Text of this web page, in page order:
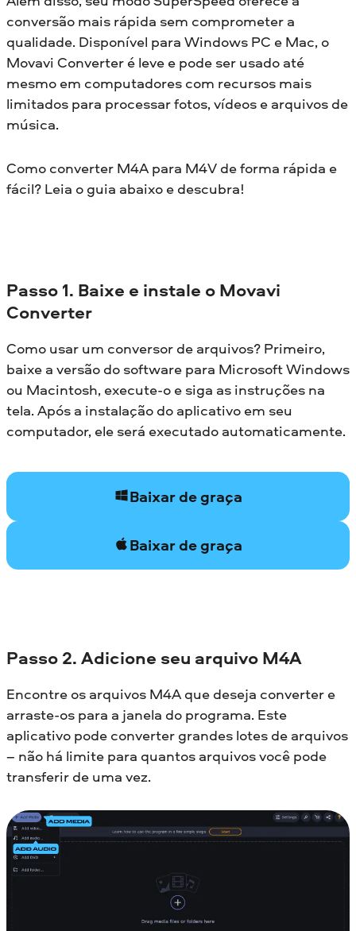
conversão mais rápida sem comprometer a
qualidade. Disponível para Windows PC e Mac, o
Movavi Converter é leve e pode ser usado até
mesmo em computadores com recursos mais
limitados para processar fotos, vídeos e arquivos de
música.
Como converter M4A para M4V de forma rápida e
fácil? Leia o guia abaixo e descubra!
Passo 1. Baixe e instale o Movavi
Converter
Como usar um conversor de arquivos? Primeiro,
baixe a versão do software para Microsoft Windows
ou Macintosh, execute-o e siga as instruções na
tela. Após a instalação do aplicativo em seu
computador, ele será executado automaticamente.
Baixar de graça
Baixar de graça
Passo 2. Adicione seu arquivo M4A
Encontre os arquivos M4A que deseja converter e
arraste-os para a janela do programa. Este
aplicativo pode converter grandes lotes de arquivos
– não há limite para quantos arquivos você pode
transferir de uma vez.